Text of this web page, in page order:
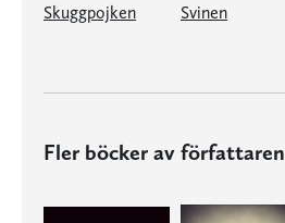
Skuggpojken Svinen
Fler böcker av författaren